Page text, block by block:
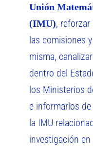
Unión
(IMU), reforzar
las comisiones
misma,
dentro del
los Ministerios
e informarlos
la IMU
investigación